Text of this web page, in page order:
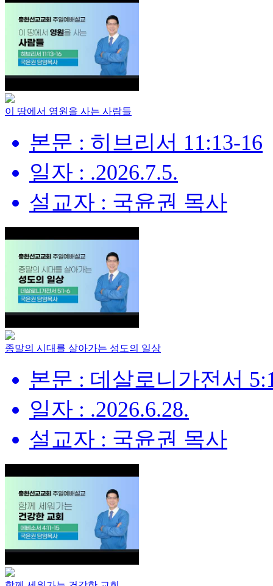
이 땅에서 영원을 사는 사람들
본문 : 히브리서 11:13-16
일자 : .2026.7.5.
설교자 : 국윤권 목사
종말의 시대를 살아가는 성도의 일상
본문 : 데살로니가전서
일자 : .2026.6.28.
설교자 : 국윤권 목사